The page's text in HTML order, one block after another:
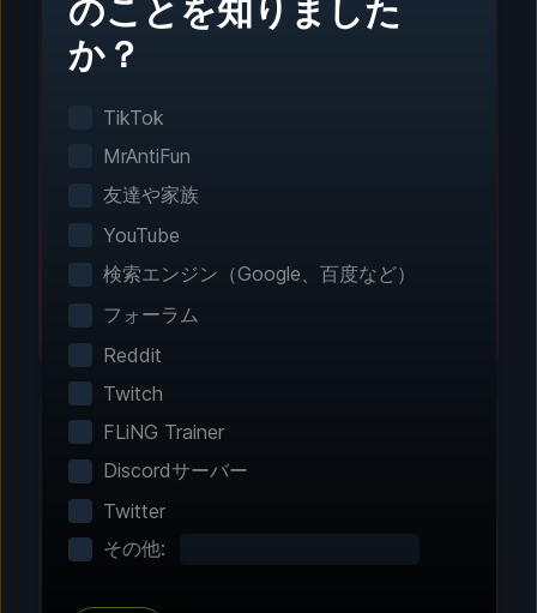
ステップ1 - ダウンロードとインストール
ワンクリック設定
スマートゲーム検出がインストール済みのゲーム
を自動で検出。手動設定は不要です。
ステップ2 - 機能を選択
エクスペリエンスをカス
のことを知りました
か？
TikTok
MrAntiFun
友達や家族
YouTube
検索エンジン（Google、百度など）
フォーラム
Reddit
Twitch
FLiNG Trainer
Discordサーバー
Twitter
その他: